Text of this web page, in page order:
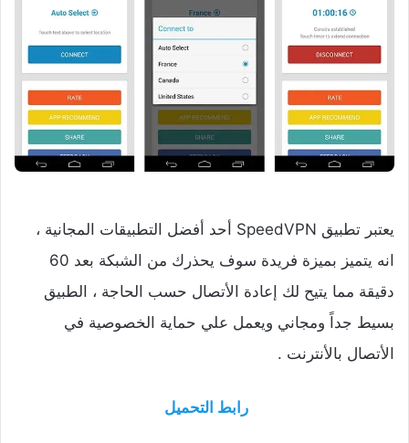
يعتبر تطبيق SpeedVPN أحد أفضل التطبيقات المجانية ،
انه يتميز بميزة فريدة سوف يحذرك من الشبكة بعد 60
دقيقة مما يتيح لك إعادة الأتصال حسب الحاجة ، الطبيق
بسيط جداً ومجاني ويعمل علي حماية الخصوصية في
الأتصال بالأنترنت .
رابط التحميل